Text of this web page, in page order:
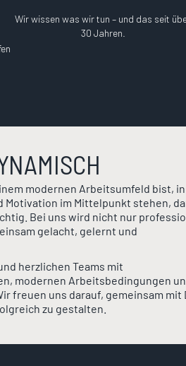
Wir wissen was wir tun – und das seit
30 Jahren.
modernen Arbeitsumfeld bist,
Motivation im Mittelpunkt stehen,
Bei uns wird nicht nur
gelacht, gelernt und
herzlichen Teams mit
modernen Arbeitsbedingungen
freuen uns darauf, gemeinsam mit
zu gestalten.